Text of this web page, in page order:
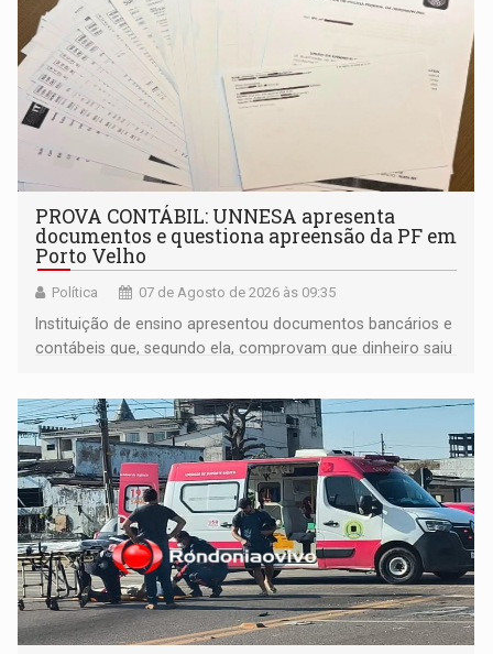
PROVA CONTÁBIL: UNNESA apresenta
documentos e questiona apreensão da PF em
Porto Velho
Política 07 de Agosto de 2026 às 09:35
Instituição de ensino apresentou documentos bancários e
contábeis que, segundo ela, comprovam que dinheiro saiu
apreendido quando já estava dentro da sede da entidade
— em pleno ano eleitoral em Rondônia